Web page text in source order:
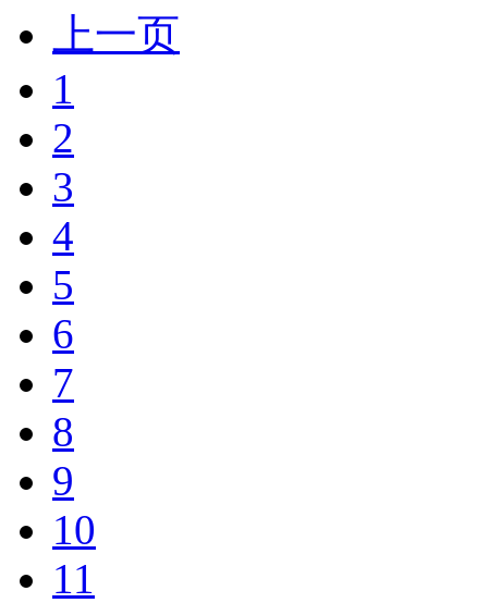
上一页
1
2
3
4
5
6
7
8
9
10
11